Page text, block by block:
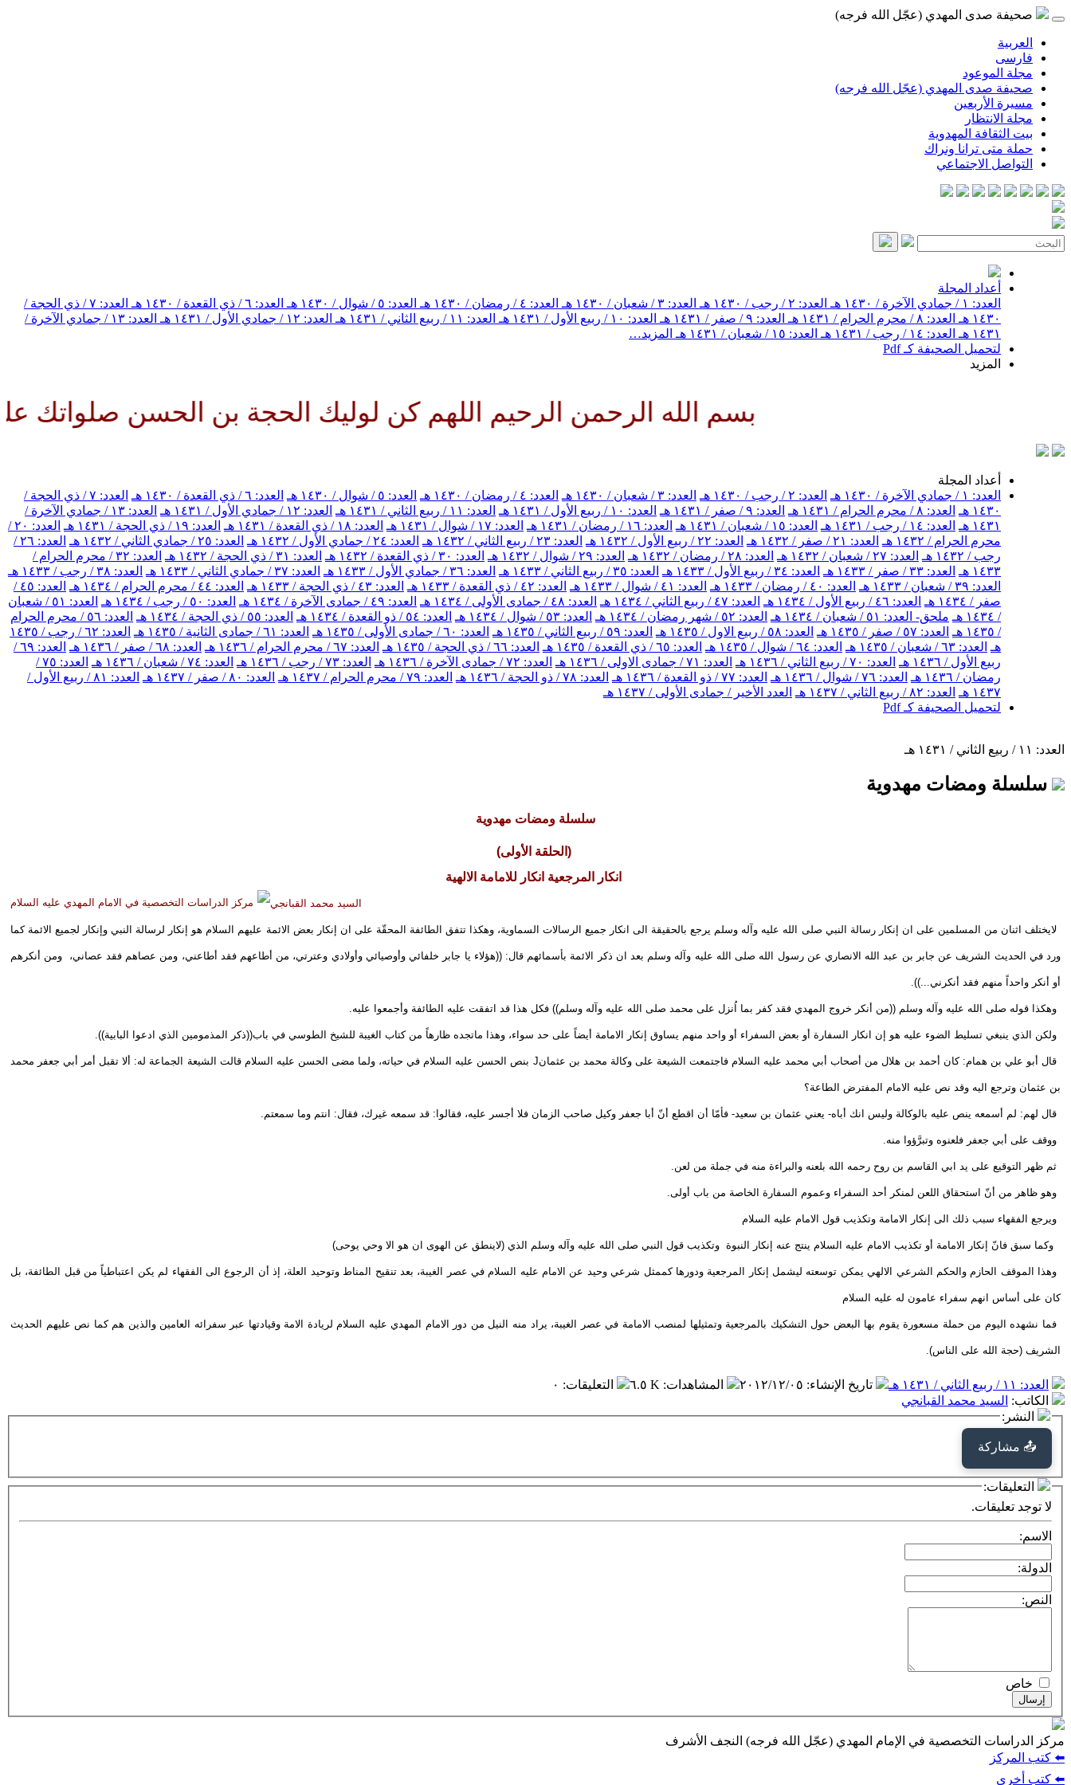
صحيفة صدى المهدي (عجّل الله فرجه)
العربية
فارسی
مجلة الموعود
صحيفة صدى المهدي (عجّل الله فرجه)
مسيرة الأربعين
مجلة الانتظار
بيت الثقافة المهدوية
حملة متى ترانا ونراك
التواصل الاجتماعي
أعداد المجلة
العدد: ١ / جمادي الآخرة / ١٤٣٠ هـ
العدد: ٢ / رجب / ١٤٣٠ هـ العدد: ٣ / شعبان / ١٤٣٠ هـ العدد: ٤ / رمضان / ١٤٣٠ هـ العدد: ٥ / شوال / ١٤٣٠ هـ العدد: ٦ / ذي القعدة / ١٤٣٠ هـ
العدد: ٧ / ذي الحجة /
١٤٣٠ هـ
العدد: ٨ / محرم الحرام / ١٤٣١ هـ العدد: ٩ / صفر / ١٤٣١ هـ العدد: ١٠ / ربيع الأول / ١٤٣١ هـ العدد: ١١ / ربيع الثاني / ١٤٣١ هـ العدد: ١٢ / جمادي الأول / ١٤٣١ هـ
العدد: ١٣ / جمادي الآخرة /
١٤٣١ هـ
العدد: ١٤ / رجب / ١٤٣١ هـ العدد: ١٥ / شعبان / ١٤٣١ هـ
المزيد…
لتحميل الصحيفة كـ Pdf
المزيد
بسم الله الرحمن الرحيم اللهم كن لوليك الحجة بن الحسن صلواتك عليه
أعداد المجلة
العدد: ١ / جمادي الآخرة / ١٤٣٠ هـ
العدد: ٢ / رجب / ١٤٣٠ هـ العدد: ٣ / شعبان / ١٤٣٠ هـ العدد: ٤ / رمضان / ١٤٣٠ هـ العدد: ٥ / شوال / ١٤٣٠ هـ العدد: ٦ / ذي القعدة / ١٤٣٠ هـ
العدد: ٧ / ذي الحجة /
١٤٣٠ هـ
العدد: ٨ / محرم الحرام / ١٤٣١ هـ العدد: ٩ / صفر / ١٤٣١ هـ العدد: ١٠ / ربيع الأول / ١٤٣١ هـ العدد: ١١ / ربيع الثاني / ١٤٣١ هـ العدد: ١٢ / جمادي الأول / ١٤٣١ هـ
العدد: ١٣ / جمادي الآخرة /
١٤٣١ هـ
العدد: ١٤ / رجب / ١٤٣١ هـ العدد: ١٥ / شعبان / ١٤٣١ هـ العدد: ١٦ / رمضان / ١٤٣١ هـ العدد: ١٧ / شوال / ١٤٣١ هـ العدد: ١٨ / ذي القعدة / ١٤٣١ هـ العدد: ١٩ / ذي الحجة / ١٤٣١ هـ
العدد: ٢٠ /
محرم الحرام / ١٤٣٢ هـ
العدد: ٢١ / صفر / ١٤٣٢ هـ العدد: ٢٢ / ربيع الأول / ١٤٣٢ هـ العدد: ٢٣ / ربيع الثاني / ١٤٣٢ هـ العدد: ٢٤ / جمادي الأول / ١٤٣٢ هـ العدد: ٢٥ / جمادي الثاني / ١٤٣٢ هـ
العدد: ٢٦ /
رجب / ١٤٣٢ هـ
العدد: ٢٧ / شعبان / ١٤٣٢ هـ العدد: ٢٨ / رمضان / ١٤٣٢ هـ العدد: ٢٩ / شوال / ١٤٣٢ هـ العدد: ٣٠ / ذي القعدة / ١٤٣٢ هـ العدد: ٣١ / ذي الحجة / ١٤٣٢ هـ
العدد: ٣٢ / محرم الحرام /
١٤٣٣ هـ
العدد: ٣٣ / صفر / ١٤٣٣ هـ العدد: ٣٤ / ربيع الأول / ١٤٣٣ هـ العدد: ٣٥ / ربيع الثاني / ١٤٣٣ هـ العدد: ٣٦ / جمادي الأول / ١٤٣٣ هـ العدد: ٣٧ / جمادي الثاني / ١٤٣٣ هـ
العدد: ٣٨ / رجب / ١٤٣٣ هـ
العدد: ٣٩ / شعبان / ١٤٣٣ هـ
العدد: ٤٠ / رمضان / ١٤٣٣ هـ العدد: ٤١ / شوال / ١٤٣٣ هـ العدد: ٤٢ / ذي القعدة / ١٤٣٣ هـ العدد: ٤٣ / ذي الحجة / ١٤٣٣ هـ العدد: ٤٤ / محرم الحرام / ١٤٣٤ هـ
العدد: ٤٥ /
صفر / ١٤٣٤ هـ
العدد: ٤٦ / ربيع الأول / ١٤٣٤ هـ العدد: ٤٧ / ربيع الثاني / ١٤٣٤ هـ العدد: ٤٨ / جمادى الأولى / ١٤٣٤ هـ العدد: ٤٩ / جمادى الآخرة / ١٤٣٤ هـ العدد: ٥٠ / رجب / ١٤٣٤ هـ
العدد: ٥١ / شعبان
/ ١٤٣٤ هـ
ملحق- العدد: ٥١ / شعبان / ١٤٣٤ هـ العدد: ٥٢ / شهر رمضان / ١٤٣٤ هـ العدد: ٥٣ / شوال / ١٤٣٤ هـ العدد: ٥٤ / ذو القعدة / ١٤٣٤ هـ العدد: ٥٥ / ذي الحجة / ١٤٣٤ هـ
العدد: ٥٦ / محرم الحرام
/ ١٤٣٥ هـ
العدد: ٥٧ / صفر / ١٤٣٥ هـ العدد: ٥٨ / ربيع الاول / ١٤٣٥ هـ العدد: ٥٩ / ربيع الثاني / ١٤٣٥ هـ العدد: ٦٠ / جمادى الأولى / ١٤٣٥ هـ العدد: ٦١ / جمادى الثانية / ١٤٣٥ هـ
العدد: ٦٢ / رجب / ١٤٣٥
هـ العدد: ٦٣ / شعبان / ١٤٣٥ هـ العدد: ٦٤ / شوال / ١٤٣٥ هـ العدد: ٦٥ / ذي القعدة / ١٤٣٥ هـ العدد: ٦٦ / ذي الحجة / ١٤٣٥ هـ العدد: ٦٧ / محرم الحرام / ١٤٣٦ هـ العدد: ٦٨ / صفر / ١٤٣٦ هـ
العدد: ٦٩ /
ربيع الأول / ١٤٣٦ هـ
العدد: ٧٠ / ربيع الثاني / ١٤٣٦ هـ العدد: ٧١ / جمادى الاولى / ١٤٣٦ هـ العدد: ٧٢ / جمادى الآخرة / ١٤٣٦ هـ العدد: ٧٣ / رجب / ١٤٣٦ هـ العدد: ٧٤ / شعبان / ١٤٣٦ هـ
العدد: ٧٥ /
رمضان / ١٤٣٦ هـ
العدد: ٧٦ / شوال / ١٤٣٦ هـ العدد: ٧٧ / ذو القعدة / ١٤٣٦ هـ العدد: ٧٨ / ذو الحجة / ١٤٣٦ هـ العدد: ٧٩ / محرم الحرام / ١٤٣٧ هـ العدد: ٨٠ / صفر / ١٤٣٧ هـ
العدد: ٨١ / ربيع الأول /
١٤٣٧ هـ
العدد: ٨٢ / ربيع الثاني / ١٤٣٧ هـ
العدد الأخير / جمادى الأولى / ١٤٣٧ هـ
لتحميل الصحيفة كـ Pdf
العدد: ١١ / ربيع الثاني / ١٤٣١ هـ
سلسلة ومضات مهدوية
سلسلة ومضات مهدوية
(الحلقة الأولى)
انكار المرجعية انكار للامامة الالهية
السيد محمد القبانجي
لايختلف اثنان من المسلمين على ان إنكار رسالة النبي صلى الله عليه وآله وسلم يرجع بالحقيقة الى انكار جميع الرسالات السماوية، وهكذا تتفق الطائفة المحقّة على ان إنكار بعض الائمة عليهم السلام هو إنكار لرسالة النبي وإنكار لجميع الائمة كما
ورد في الحديث الشريف عن جابر بن عبد الله الانصاري عن رسول الله صلى الله عليه وآله وسلم بعد ان ذكر الائمة بأسمائهم قال: ((هؤلاء يا جابر خلفائي وأوصيائي وأولادي وعترتي، من أطاعهم فقد أطاعني، ومن عصاهم فقد عصاني، ومن أنكرهم
أو أنكر واحداً منهم فقد أنكرني...)).
وهكذا قوله صلى الله عليه وآله وسلم ((من أنكر خروج المهدي فقد كفر بما اُنزل على محمد صلى الله عليه وآله وسلم)) فكل هذا قد اتفقت عليه الطائفة وأجمعوا عليه.
ولكن الذي ينبغي تسليط الضوء عليه هو إن انكار السفارة أو بعض السفراء أو واحد منهم يساوق إنكار الامامة أيضاً على حد سواء، وهذا ماتجده ظارهاً من كتاب الغيبة للشيخ الطوسي في باب((ذكر المذمومين الذي ادعوا البابية)).
قال أبو علي بن همام: كان أحمد بن هلال من أصحاب أبي محمد عليه السلام فاجتمعت الشيعة على وكالة محمد بن عثمانJ بنص الحسن عليه السلام في حياته، ولما مضى الحسن عليه السلام قالت الشيعة الجماعة له: ألا تقبل أمر أبي جعفر محمد
بن عثمان وترجع اليه وقد نص عليه الامام المفترض الطاعة؟
قال لهم: لم أسمعه ينص عليه بالوكالة وليس انك أباه- يعني عثمان بن سعيد- فأمّا أن اقطع أنّ أبا جعفر وكيل صاحب الزمان فلا أجسر عليه، فقالوا: قد سمعه غيرك، فقال: انتم وما سمعتم.
ووقف على أبي جعفر فلعنوه وتبرَّؤوا منه.
ثم ظهر التوقيع على يد ابي القاسم بن روح رحمه الله بلعنه والبراءة منه في جملة من لعن.
وهو ظاهر من أنّ استحقاق اللعن لمنكر أحد السفراء وعموم السفارة الخاصة من باب أولى.
ويرجع الفقهاء سبب ذلك الى إنكار الامامة وتكذيب قول الامام عليه السلام
وكما سبق فانّ إنكار الامامة أو تكذيب الامام عليه السلام ينتج عنه إنكار النبوة وتكذيب قول النبي صلى الله عليه وآله وسلم الذي (لاينطق عن الهوى ان هو الا وحي يوحى)
وهذا الموقف الحازم والحكم الشرعي الالهي يمكن توسعته ليشمل إنكار المرجعية ودورها كممثل شرعي وحيد عن الامام عليه السلام في عصر الغيبة، بعد تنقيح المناط وتوحيد العلة، إذ أن الرجوع الى الفقهاء لم يكن اعتباطياً من قبل الطائفة، بل
كان على أساس انهم سفراء عامون له عليه السلام
فما نشهده اليوم من حملة مسعورة يقوم بها البعض حول التشكيك بالمرجعية وتمثيلها لمنصب الامامة في عصر الغيبة، يراد منه النيل من دور الامام المهدي عليه السلام لريادة الامة وقيادتها عبر سفرائه العامين والذين هم كما نص عليهم الحديث
الشريف (حجة الله على الناس).
العدد: ١١ / ربيع الثاني / ١٤٣١ هـ تاريخ الإنشاء: ٢٠١٢/١٢/٠٥ المشاهدات: ٦.٥ K التعليقات: ٠
الكاتب: السيد محمد القبانجي
النشر:
📤 مشاركة
التعليقات:
لا توجد تعليقات.
الاسم:
الدولة:
النص:
خاص
إرسال
مركز الدراسات التخصصية في الإمام المهدي (عجّل الله فرجه) النجف الأشرف
⬅️ كتب المركز
⬅️ كتب أخرى